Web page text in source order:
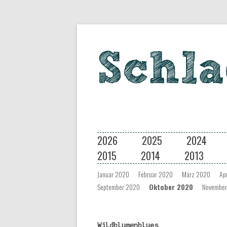
Schlagseite
2026 2025 2024
2015
2014 2013
Januar 2020 Februar 2020 März 2020
September 2020
Oktober 2020
Wildblumenblues